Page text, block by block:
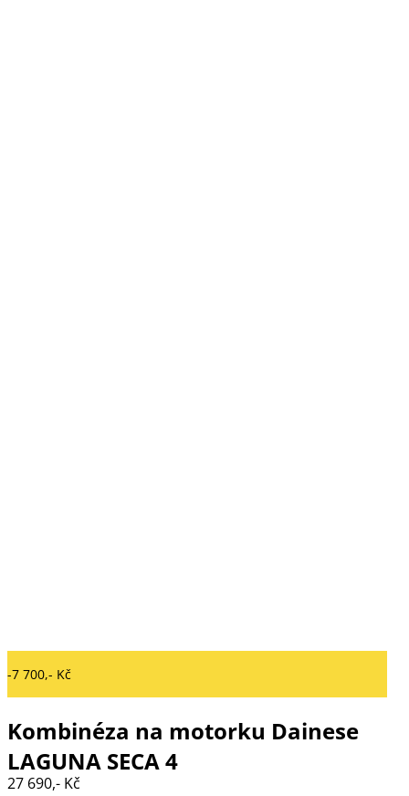
-7 700,- Kč
Kombinéza na motorku Dainese
LAGUNA SECA 4
27 690,- Kč